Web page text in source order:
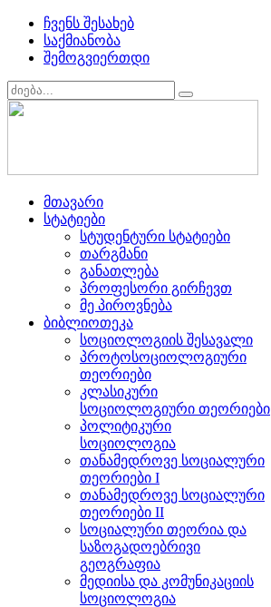
ჩვენს შესახებ
საქმიანობა
შემოგვიერთდი
მთავარი
სტატიები
სტუდენტური სტატიები
თარგმანი
განათლება
პროფესორი გირჩევთ
მე პიროვნება
ბიბლიოთეკა
სოციოლოგიის შესავალი
პროტოსოციოლოგიური
თეორიები
კლასიკური
სოციოლოგიური თეორიები
პოლიტიკური
სოციოლოგია
თანამედროვე სოციალური
თეორიები I
თანამედროვე სოციალური
თეორიები II
სოციალური თეორია და
საზოგადოებრივი
გეოგრაფია
მედიისა და კომუნიკაციის
სოციოლოგია